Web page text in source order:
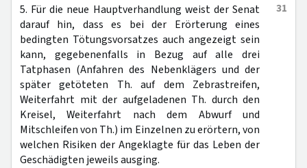
31
5. Für die neue Hauptverhandlung weist der Senat
darauf hin, dass es bei der Erörterung eines
bedingten Tötungsvorsatzes auch angezeigt sein
kann, gegebenenfalls in Bezug auf alle drei
Tatphasen (Anfahren des Nebenklägers und der
später getöteten Th. auf dem Zebrastreifen,
Weiterfahrt mit der aufgeladenen Th. durch den
Kreisel, Weiterfahrt nach dem Abwurf und
Mitschleifen von Th.) im Einzelnen zu erörtern, von
welchen Risiken der Angeklagte für das Leben der
Geschädigten jeweils ausging.